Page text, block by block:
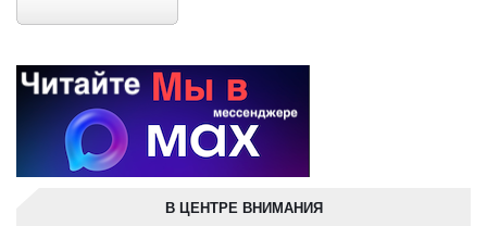
В ЦЕНТРЕ ВНИМАНИЯ